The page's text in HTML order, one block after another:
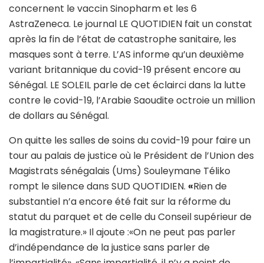
concernent le vaccin Sinopharm et les 6
AstraZeneca. Le journal LE QUOTIDIEN fait un constat
après la fin de l’état de catastrophe sanitaire, les
masques sont à terre. L’AS informe qu’un deuxième
variant britannique du covid-19 présent encore au
Sénégal. LE SOLEIL parle de cet éclairci dans la lutte
contre le covid-19, l’Arabie Saoudite octroie un million
de dollars au Sénégal.
On quitte les salles de soins du covid-19 pour faire un
tour au palais de justice où le Président de l’Union des
Magistrats sénégalais (Ums) Souleymane Téliko
rompt le silence dans SUD QUOTIDIEN. «Rien de
substantiel n’a encore été fait sur la réforme du
statut du parquet et de celle du Conseil supérieur de
la magistrature.» Il ajoute :«On ne peut pas parler
d’indépendance de la justice sans parler de